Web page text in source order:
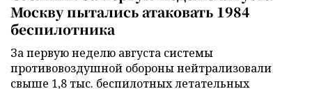
Москву пытались атаковать 1984
беспилотника
За первую неделю августа системы
противовоздушной обороны нейтрализовали
свыше 1,8 тыс. беспилотных летательных